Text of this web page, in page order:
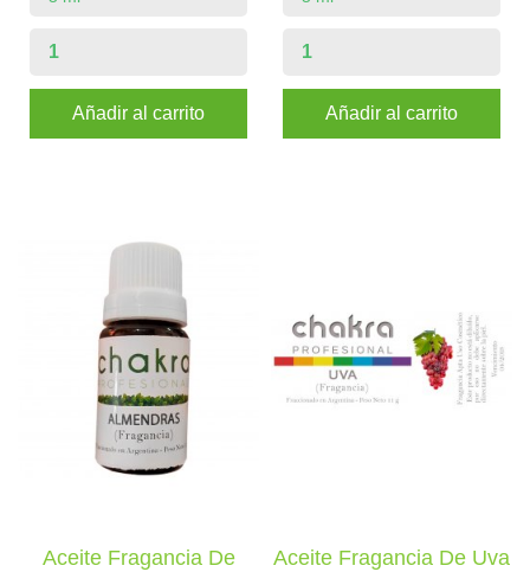
Añadir al carrito Añadir al carrito
Aceite Fragancia De
Aceite Fragancia De Uva